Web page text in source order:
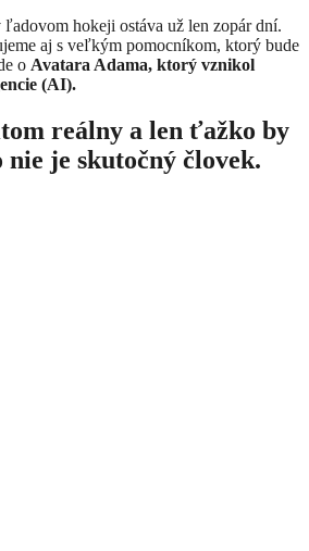
hokeji ostáva už len zopár dní.
aj s veľkým pomocníkom, ktorý bude
o Avatara Adama, ktorý vznikol
(AI).
reálny a len ťažko by
nie je skutočný človek.